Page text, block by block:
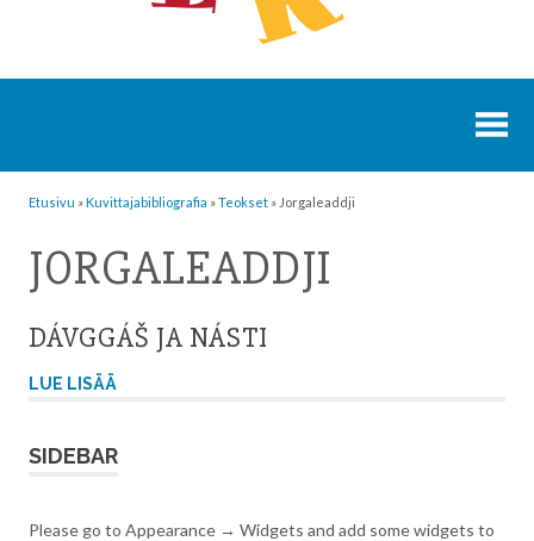
Etusivu »Kuvittaja­bibliografia »Teokset » Jorgaleaddji
JORGALEADDJI
DÁVGGÁŠ JA NÁSTI
LUE LISÄÄ
SIDEBAR
Please go to Appearance → Widgets and add some widgets to